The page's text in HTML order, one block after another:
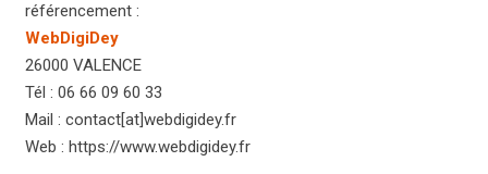
référencement :
WebDigiDey
26000 VALENCE
Tél : 06 66 09 60 33
Mail : contact[at]webdigidey.fr
Web : https://www.webdigidey.fr